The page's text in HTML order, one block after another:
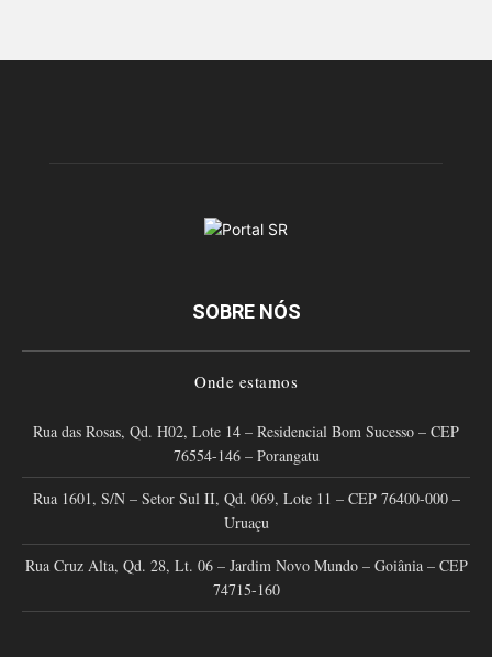
SOBRE NÓS
Onde estamos
Rua das Rosas, Qd. H02, Lote 14 – Residencial Bom Sucesso – CEP
76554-146 – Porangatu
Rua 1601, S/N – Setor Sul II, Qd. 069, Lote 11 – CEP 76400-000 –
Uruaçu
Rua Cruz Alta, Qd. 28, Lt. 06 – Jardim Novo Mundo – Goiânia – CEP
74715-160